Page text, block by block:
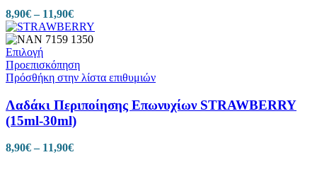
8,90€ – 11,90€
Επιλογή
Προεπισκόπηση
Πρόσθήκη στην λίστα επιθυμιών
Λαδάκι Περιποίησης Επωνυχίων STRAWBERRY
(15ml-30ml)
8,90€ – 11,90€